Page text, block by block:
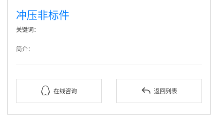
冲压非标件
关键词：
简介：
 在线咨询  返回列表